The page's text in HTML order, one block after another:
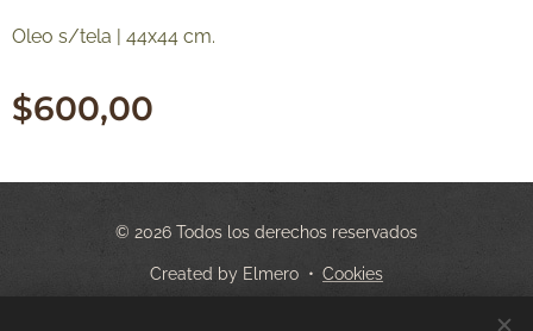
Oleo s/tela | 44x44 cm.
$600,00
© 2026 Todos los derechos reservados
Created by Elmero Cookies